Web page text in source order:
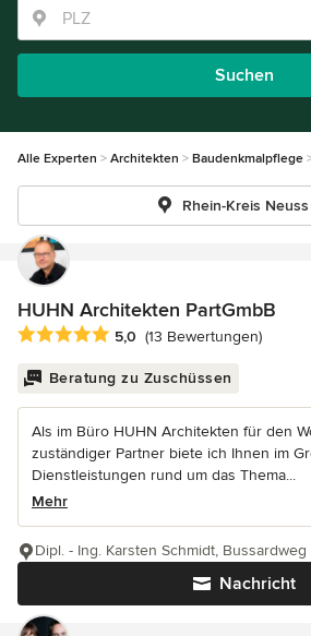
Suchen
Alle Experten Architekten Baudenkmalpflege
Rhein-Kreis Neuss
HUHN Architekten PartGmbB
Durchschnittliche Bewertung: 5 von 5
5,0 (13 Bewertungen)
Beratung zu Zuschüssen
Als im Büro HUHN Architekten für den
zuständiger Partner biete ich Ihnen im
Dienstleistungen rund um das Thema...
Mehr
Nachricht
Dipl. - Ing. Karsten Schmidt, Bussardweg